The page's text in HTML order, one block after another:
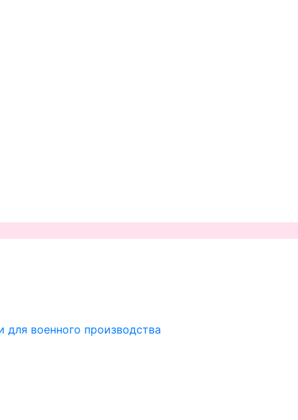
военного производства